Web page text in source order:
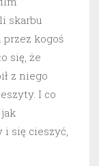
skarbu
przez kogoś
się, że
z niego
I co
i się cieszyć,